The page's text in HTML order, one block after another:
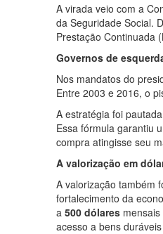
A virada veio com a
da Seguridade Social.
Prestação Continuada
Governos de
Nos mandatos do
Entre 2003 e 2016, o
A estratégia foi
Essa fórmula garantiu
compra atingisse seu
A valorização em
A valorização também
fortalecimento da
a 500 dólaresmensais
acesso a bens